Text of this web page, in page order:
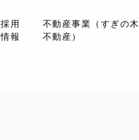
採用
情報
不動産事業（すぎの木
不動産）